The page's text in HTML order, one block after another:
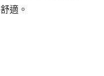
適。